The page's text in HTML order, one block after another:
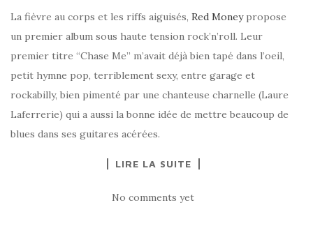
La fièvre au corps et les riffs aiguisés, Red Moneypropose
un premier album sous haute tension rock’n’roll. Leur
premier titre “Chase Me” m’avait déjà bien tapé dans l’oeil,
petit hymne pop, terriblement sexy, entre garage et
rockabilly, bien pimenté par une chanteuse charnelle (Laure
Laferrerie) qui a aussi la bonne idée de mettre beaucoup de
blues dans ses guitares acérées.
LIRE LA SUITE
No comments yet